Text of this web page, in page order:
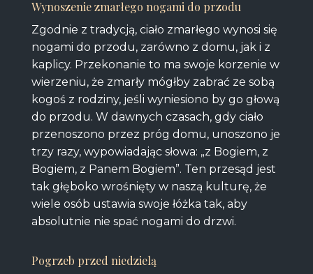
Wynoszenie zmarłego nogami do przodu
Zgodnie z tradycją, ciało zmarłego wynosi się
nogami do przodu, zarówno z domu, jak i z
kaplicy. Przekonanie to ma swoje korzenie w
wierzeniu, że zmarły mógłby zabrać ze sobą
kogoś z rodziny, jeśli wyniesiono by go głową
do przodu. W dawnych czasach, gdy ciało
przenoszono przez próg domu, unoszono je
trzy razy, wypowiadając słowa: „z Bogiem, z
Bogiem, z Panem Bogiem”. Ten przesąd jest
tak głęboko wrośnięty w naszą kulturę, że
wiele osób ustawia swoje łóżka tak, aby
absolutnie nie spać nogami do drzwi.
Pogrzeb przed niedzielą